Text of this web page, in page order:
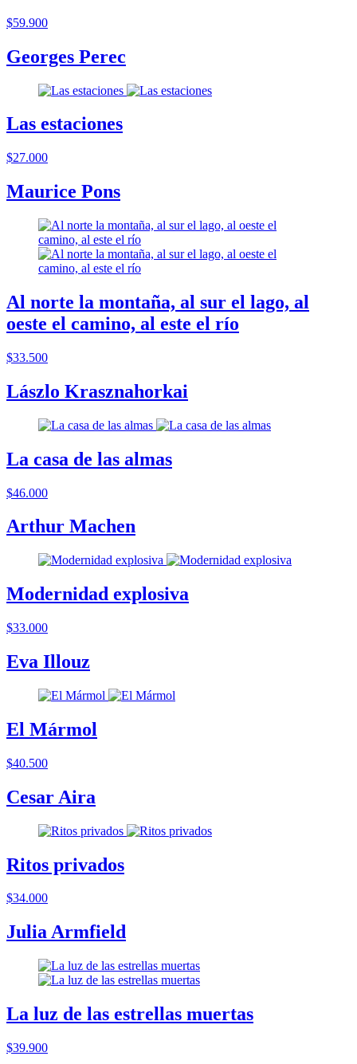
$59.900
Georges Perec
Las estaciones
$27.000
Maurice Pons
Al norte la montaña, al sur el lago, al
oeste el camino, al este el río
$33.500
Lászlo Krasznahorkai
La casa de las almas
$46.000
Arthur Machen
Modernidad explosiva
$33.000
Eva Illouz
El Mármol
$40.500
Cesar Aira
Ritos privados
$34.000
Julia Armfield
La luz de las estrellas muertas
$39.900